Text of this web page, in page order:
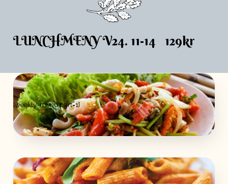
LUNCHMENY V24. 11-14 129kr
[weekly-menu part=1]